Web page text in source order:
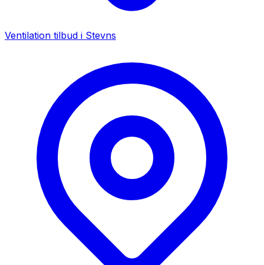
Ventilation tilbud i Stevns